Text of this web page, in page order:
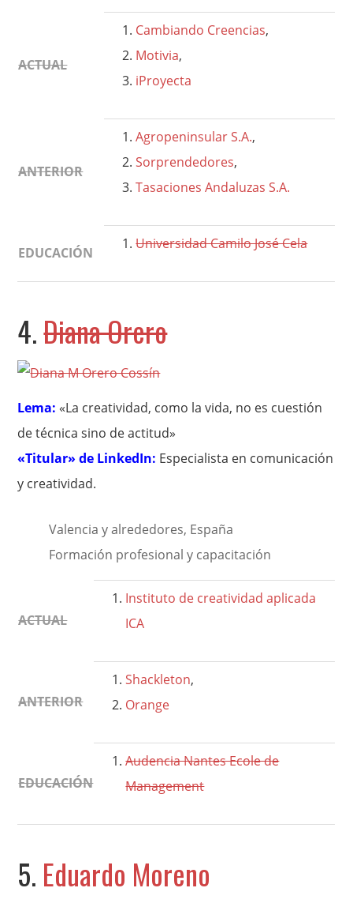
ACTUAL
Cambiando Creencias,
Motivia,
iProyecta
ANTERIOR
Agropeninsular S.A.,
Sorprendedores,
Tasaciones Andaluzas S.A.
EDUCACIÓN
Universidad Camilo José Cela
4.Diana Orero
Lema: «La creatividad, como la vida, no es cuestión
de técnica sino de actitud»
«Titular» de LinkedIn: Especialista en comunicación
y creatividad.
Valencia y alrededores, España
Formación profesional y capacitación
ACTUAL
Instituto de creatividad aplicada
ICA
ANTERIOR
Shackleton,
Orange
EDUCACIÓN
Audencia Nantes Ecole de
Management
5. Eduardo Moreno